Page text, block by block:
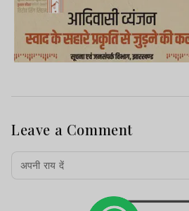
Leave a Comment